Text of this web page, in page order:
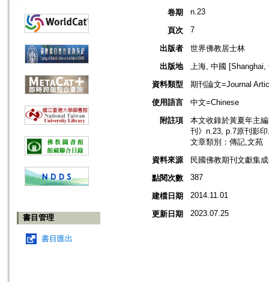
書目管理
書目匯出
卷期
n.23
頁次 7
出版者
世界佛教居士林
出版地
上海, 中國 [Shanghai,
資料類型
期刊論文=Journal
使用語言
中文=Chinese
附註項
本文收錄於黃夏年主
刊》n.23, p.7原刊影
文章類別：傳記,文苑
資料來源
民國佛教期刊文獻集
點閱次數
387
建檔日期 2014.11.01
更新日期 2023.07.25